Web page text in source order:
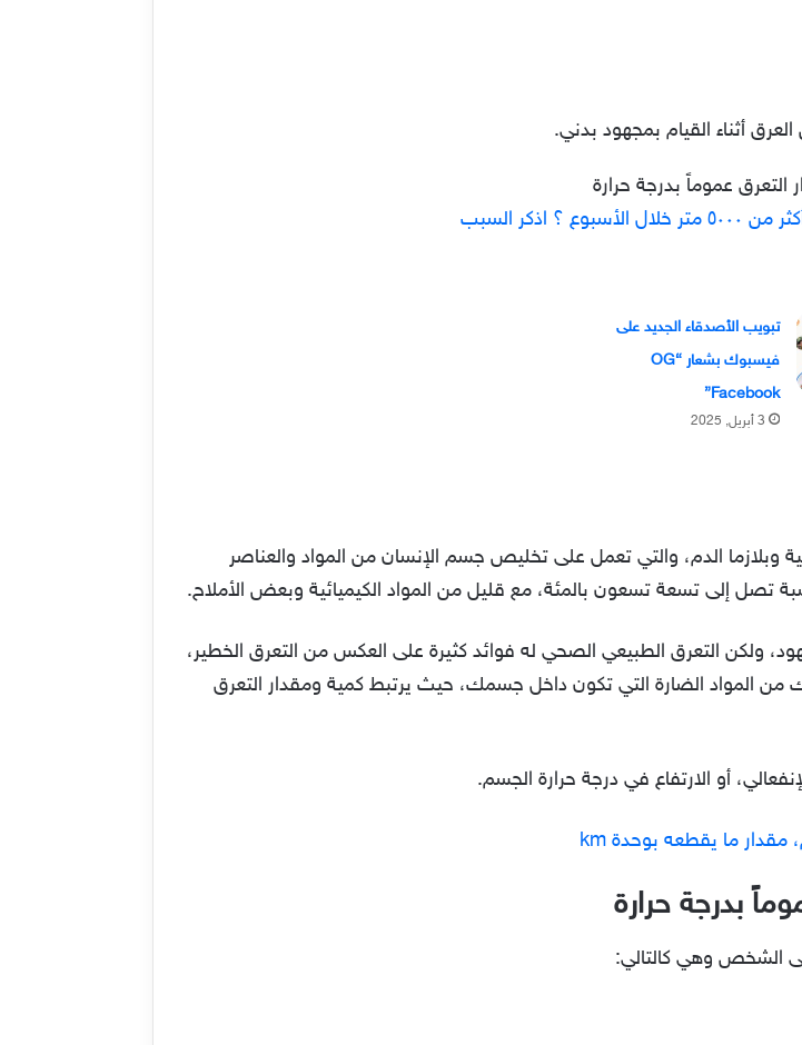
أثناء القيام بمجهود بدني.
تبويب الأصدقاء الجديد على
فيسبوك بشعار “OG
Facebook”
3 أبريل, 2025
وبلازما الدم، والتي تعمل على تخليص جسم الإنسان من المواد والعناصر
تصل إلى تسعة تسعون بالمئة، مع قليل من المواد الكيميائية وبعض الأملاح.
ولكن التعرق الطبيعي الصحي له فوائد كثيرة على العكس من التعرق الخطير،
المواد الضارة التي تكون داخل جسمك، حيث يرتبط كمية ومقدار التعرق
أو الارتفاع في درجة حرارة الجسم.
بدرجة حرارة
الشخص وهي كالتالي: